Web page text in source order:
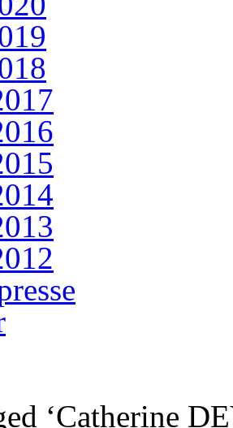
‘Catherine